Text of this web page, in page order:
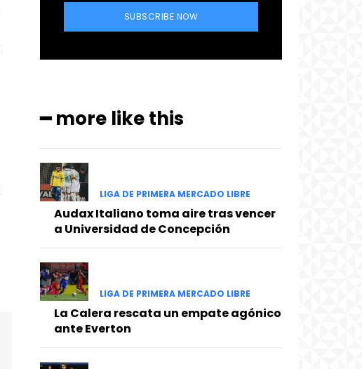
SUBSCRIBE NOW
━ more like this
LIGA DE PRIMERA MERCADO LIBRE
Audax Italiano toma aire tras vencer
a Universidad de Concepción
LIGA DE PRIMERA MERCADO LIBRE
La Calera rescata un empate agónico
ante Everton